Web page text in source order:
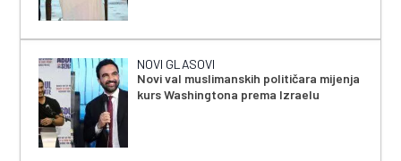
NOVI GLASOVI
Novi val muslimanskih političara mijenja
kurs Washingtona prema Izraelu